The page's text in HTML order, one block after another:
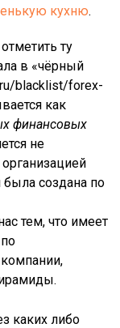
кухню.
ту
в «чёрный
blacklist/forex-
как
финансовых
не
была создана по
тем, что имеет
каких либо